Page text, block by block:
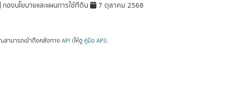
กองนโยบายและแผนการใช้ที่ดิน 7 ตุลาคม 2568
สามารถเข้าถึงคลังทาง API (ให้ดู คู่มือ API).